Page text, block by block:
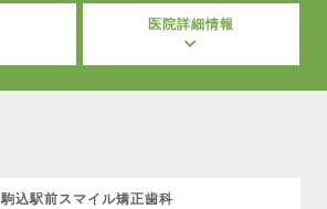
医院詳細情報
駒込駅前スマイル矯正歯科